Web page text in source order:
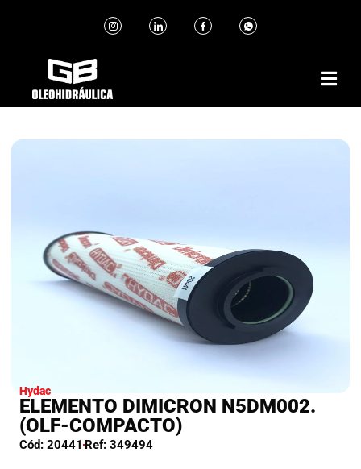
Hydac
ELEMENTO DIMICRON N5DM002.
(OLF-COMPACTO)
Cód: 20441 Ref: 349494